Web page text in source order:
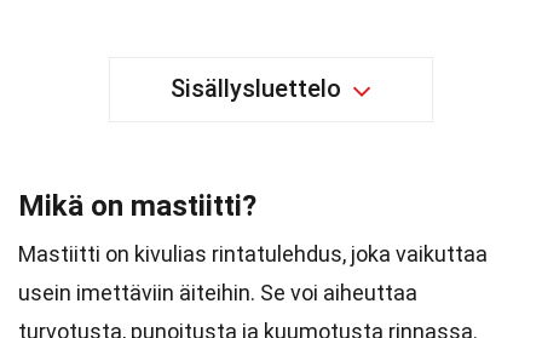
Sisällysluettelo
Mikä on mastiitti?
Mastiitti on kivulias rintatulehdus, joka vaikuttaa
usein imettäviin äiteihin. Se voi aiheuttaa
turvotusta, punoitusta ja kuumotusta rinnassa.